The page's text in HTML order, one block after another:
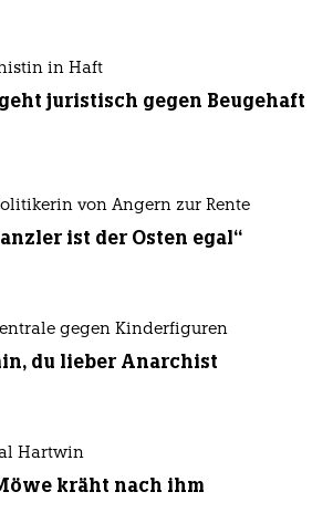
in Haft
juristisch gegen Beugehaft
von Angern zur Rente
ist der Osten egal“
gegen Kinderfiguren
du lieber Anarchist
Hartwin
kräht nach ihm